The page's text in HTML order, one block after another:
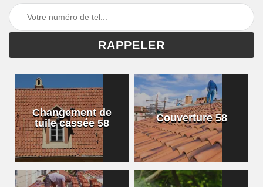
Changement de
tuile cassée 58
Couverture 58